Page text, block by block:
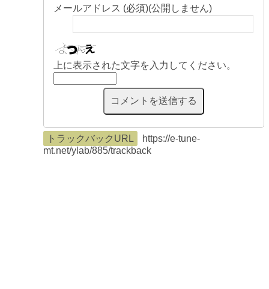
メールアドレス (必須)(公開しません)
上に表示された文字を入力してください。
トラックバックURL
https://e-tune-
mt.net/ylab/885/trackback